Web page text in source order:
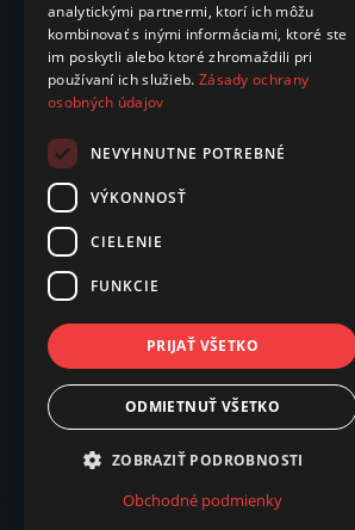
analytickými partnermi, ktorí ich môžu
kombinovať s inými informáciami, ktoré ste
im poskytli alebo ktoré zhromaždili pri
používaní ich služieb. Zásady ochrany
osobných údajov
NEVYHNUTNE POTREBNÉ
VÝKONNOSŤ
CIELENIE
FUNKCIE
PRIJAŤ VŠETKO
ODMIETNUŤ VŠETKO
ZOBRAZIŤ PODROBNOSTI
Obchodné podmienky